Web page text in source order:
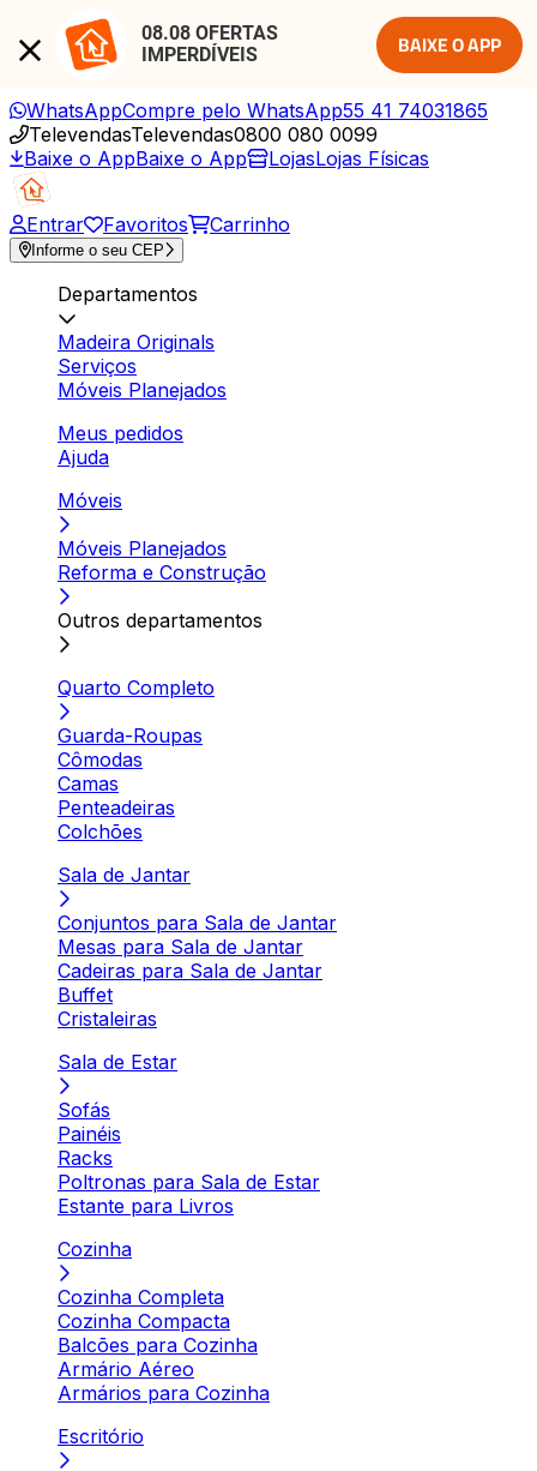
08.08 OFERTAS
IMPERDÍVEIS
BAIXE O APP
WhatsAppCompre pelo WhatsApp55 41 74031865
TelevendasTelevendas0800 080 0099
Baixe o AppBaixe o App LojasLojas Físicas
Entrar Favoritos Carrinho
Informe o seu CEP
Departamentos
Madeira Originals
Serviços
Móveis Planejados
Meus pedidos
Ajuda
Móveis
Móveis Planejados
Reforma e Construção
Outros departamentos
Quarto Completo
Guarda-Roupas
Cômodas
Camas
Penteadeiras
Colchões
Sala de Jantar
Conjuntos para Sala de Jantar
Mesas para Sala de Jantar
Cadeiras para Sala de Jantar
Buffet
Cristaleiras
Sala de Estar
Sofás
Painéis
Racks
Poltronas para Sala de Estar
Estante para Livros
Cozinha
Cozinha Completa
Cozinha Compacta
Balcões para Cozinha
Armário Aéreo
Armários para Cozinha
Escritório